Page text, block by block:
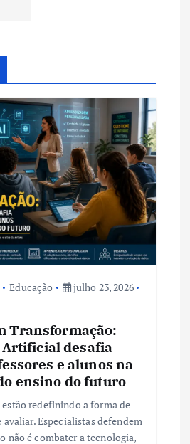
Educação
julho 23, 2026
Transformação:
desafia
e alunos na
ensino do futuro
redefinindo a forma de
avaliar. Especialistas defendem
não é combater a tecnologia,